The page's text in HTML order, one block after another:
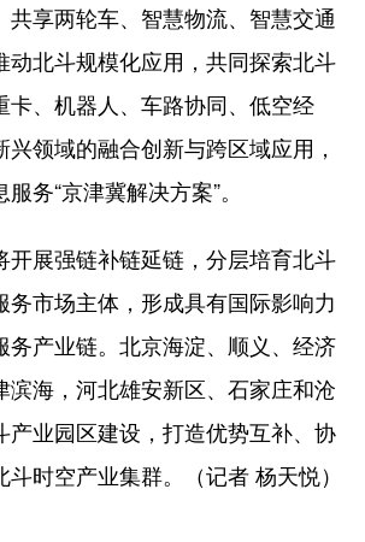
共享两轮车、智慧物流、智慧交通
动北斗规模化应用，共同探索北斗
卡、机器人、车路协同、低空经
领域的融合创新与跨区域应用，
务“京津冀解决方案”。
展强链补链延链，分层培育北斗
务市场主体，形成具有国际影响力
务产业链。北京海淀、顺义、经济
滨海，河北雄安新区、石家庄和沧
产业园区建设，打造优势互补、协
时空产业集群。（记者 杨天悦）